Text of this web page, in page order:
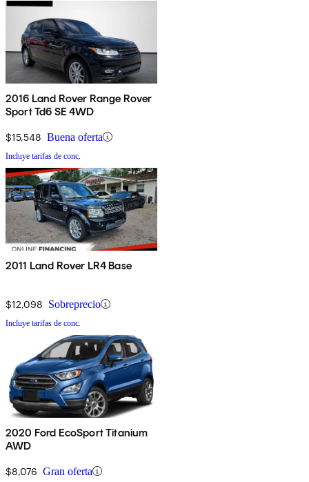
2016 Land Rover Range Rover
Sport Td6 SE 4WD
$15,548 Buena oferta
Incluye tarifas de conc.
2011 Land Rover LR4 Base
$12,098 Sobreprecio
Incluye tarifas de conc.
2020 Ford EcoSport Titanium
AWD
$8,076 Gran oferta